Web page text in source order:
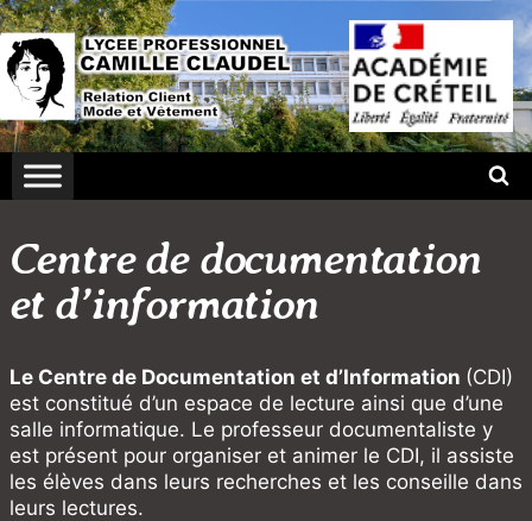
Aller
au
contenu
Centre de documentation
et d’information
Le Centre de Documentation et d’Information (CDI)
est constitué d’un espace de lecture ainsi que d’une
salle informatique. Le professeur documentaliste y
est présent pour organiser et animer le CDI, il assiste
les élèves dans leurs recherches et les conseille dans
leurs lectures.